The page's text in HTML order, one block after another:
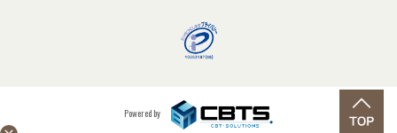
Powered by